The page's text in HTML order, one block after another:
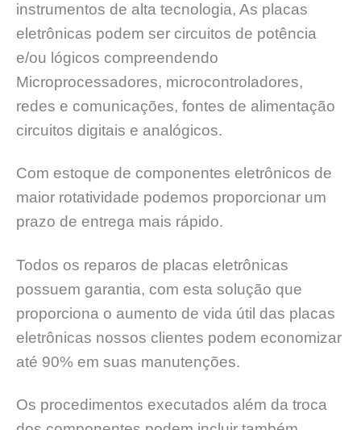
instrumentos de alta tecnologia, As placas
eletrônicas podem ser circuitos de potência
e/ou lógicos compreendendo
Microprocessadores, microcontroladores,
redes e comunicações, fontes de alimentação
circuitos digitais e analógicos.
Com estoque de componentes eletrônicos de
maior rotatividade podemos proporcionar um
prazo de entrega mais rápido.
Todos os reparos de placas eletrônicas
possuem garantia, com esta solução que
proporciona o aumento de vida útil das placas
eletrônicas nossos clientes podem economizar
até 90% em suas manutenções.
Os procedimentos executados além da troca